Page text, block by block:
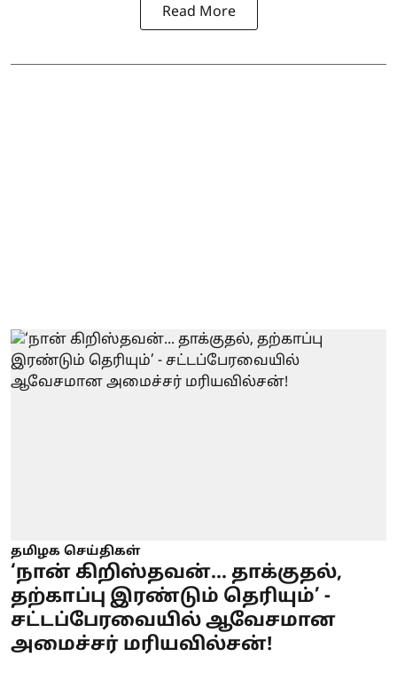
Read More
தமிழக செய்திகள்
‘நான் கிறிஸ்தவன்... தாக்குதல்,
தற்காப்பு இரண்டும் தெரியும்’ -
சட்டப்பேரவையில் ஆவேசமான
அமைச்சர் மரியவில்சன்!